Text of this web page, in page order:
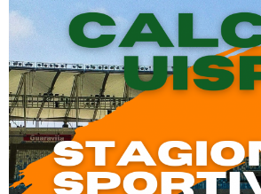
Tiziano Pesce a Radio InBlu2000 traccia il